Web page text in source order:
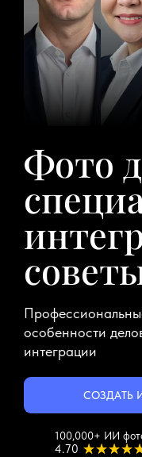
Фото
особенности
интеграции
СОЗДАТЬ
100,000+ ИИ
4.70